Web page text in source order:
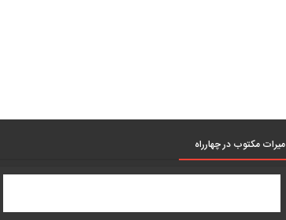
میرات مکتوب در چهارراه